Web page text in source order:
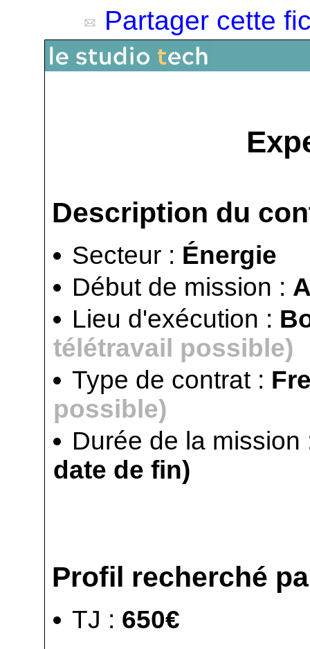
Partager cette
Description du
Secteur : Énergie
Début de mission :
Lieu d'exécution :
télétravail possible)
Type de contrat :
possible)
Durée de la
date de fin)
Profil recherché
TJ : 650€